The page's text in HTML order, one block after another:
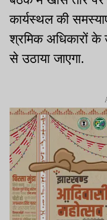
कार्यस्थल की
श्रमिक अधिकारों के
से उठाया जाएगा.